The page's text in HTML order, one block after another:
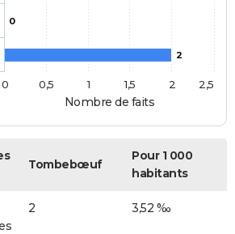
Nombre de faits
0
2
0
0,5 1 1,5 2 2,5
Tombebœuf
Pour 1 000
habitants
2 3,52 ‰